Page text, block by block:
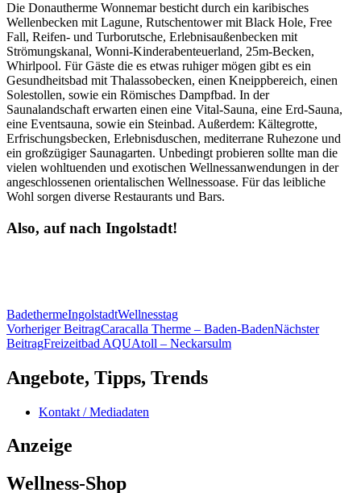
Die Donautherme Wonnemar besticht durch ein karibisches
Wellenbecken mit Lagune, Rutschentower mit Black Hole, Free
Fall, Reifen- und Turborutsche, Erlebnisaußenbecken mit
Strömungskanal, Wonni-Kinderabenteuerland, 25m-Becken,
Whirlpool. Für Gäste die es etwas ruhiger mögen gibt es ein
Gesundheitsbad mit Thalassobecken, einen Kneippbereich, einen
Solestollen, sowie ein Römisches Dampfbad. In der
Saunalandschaft erwarten einen eine Vital-Sauna, eine Erd-Sauna,
eine Eventsauna, sowie ein Steinbad. Außerdem: Kältegrotte,
Erfrischungsbecken, Erlebnisduschen, mediterrane Ruhezone und
ein großzügiger Saunagarten. Unbedingt probieren sollte man die
vielen wohltuenden und exotischen Wellnessanwendungen in der
angeschlossenen orientalischen Wellnessoase. Für das leibliche
Wohl sorgen diverse Restaurants und Bars.
Also, auf nach Ingolstadt!
BadethermeIngolstadtWellnesstag
Beitragsnavigation
Vorheriger BeitragCaracalla Therme – Baden-BadenNächster
BeitragFreizeitbad AQUAtoll – Neckarsulm
Angebote, Tipps, Trends
Kontakt / Mediadaten
Anzeige
Wellness-Shop